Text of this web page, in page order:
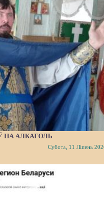
НА АЛКАГОЛЬ
Субота, 11 Ліпень